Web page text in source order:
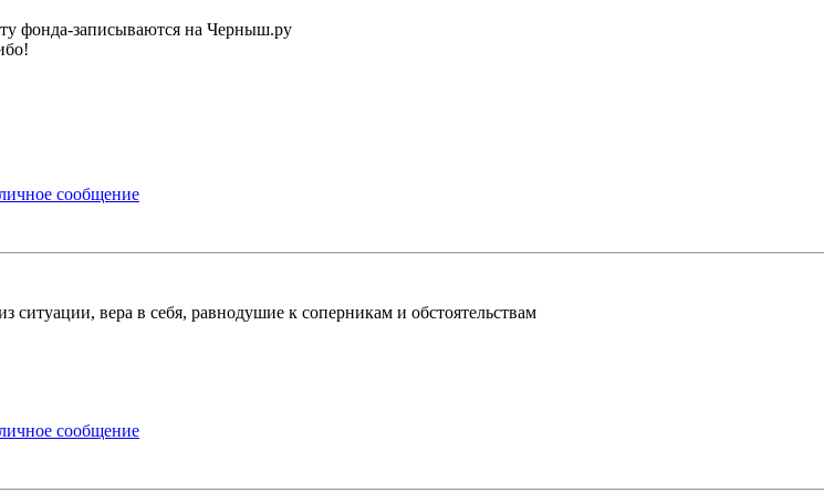
фонда-записываются на Черныш.ру
ситуации, вера в себя, равнодушие к соперникам и обстоятельствам